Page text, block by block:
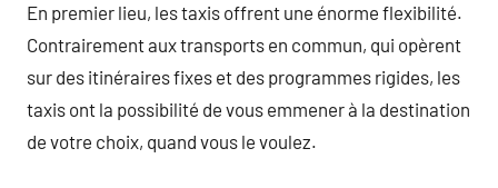
En premier lieu, les taxis offrent une énorme flexibilité.
Contrairement aux transports en commun, qui opèrent
sur des itinéraires fixes et des programmes rigides, les
taxis ont la possibilité de vous emmener à la destination
de votre choix, quand vous le voulez.